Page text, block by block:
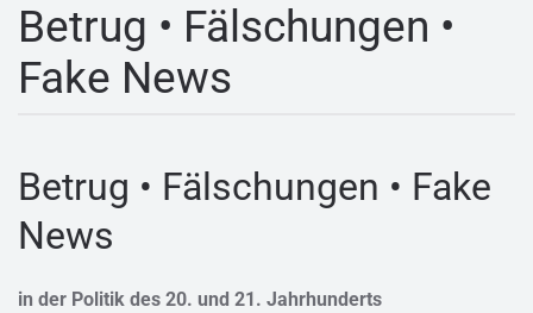
Betrug • Fälschungen •
Fake News
Betrug • Fälschungen • Fake
News
in der Politik des 20. und 21. Jahrhunderts